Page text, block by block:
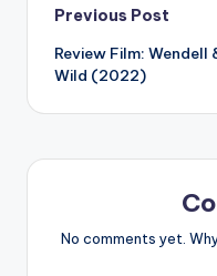
Post
Previous Post
Review Film: Wendell
Wild (2022)
No comments yet.